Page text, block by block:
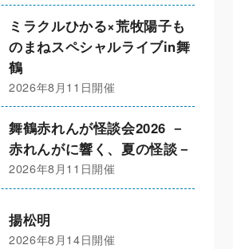
ミラクルひかる×荒牧陽子も
のまねスペシャルライブin舞
鶴
2026年8月11日開催
舞鶴赤れんが怪談会2026 －
赤れんがに響く、夏の怪談－
2026年8月11日開催
揚松明
2026年8月14日開催